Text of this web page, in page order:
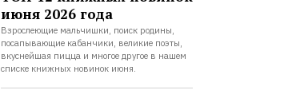
июня 2026 года
Взрослеющие мальчишки, поиск родины,
посапывающие кабанчики, великие поэты,
вкуснейшая пицца и многое другое в нашем
списке книжных новинок июня.